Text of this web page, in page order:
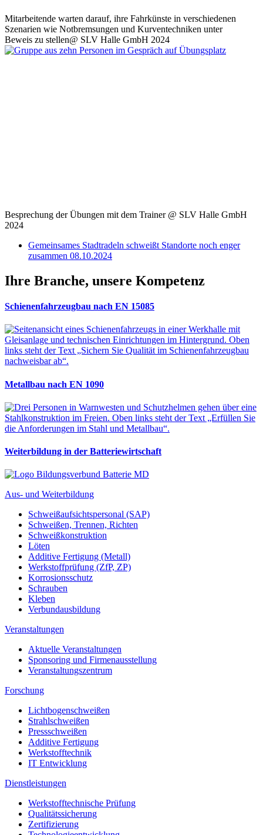
Mitarbeitende warten darauf, ihre Fahrkünste in verschiedenen
Szenarien wie Notbremsungen und Kurventechniken unter
Beweis zu stellen@ SLV Halle GmbH 2024
Besprechung der Übungen mit dem Trainer @ SLV Halle GmbH
2024
Gemeinsames Stadtradeln schweißt Standorte noch enger
zusammen 08.10.2024
Ihre Branche, unsere Kompetenz
Schienenfahrzeugbau nach EN 15085
Metallbau nach EN 1090
Weiterbildung in der Batteriewirtschaft
Aus- und Weiterbildung
Schweißaufsichtspersonal (SAP)
Schweißen, Trennen, Richten
Schweißkonstruktion
Löten
Additive Fertigung (Metall)
Werkstoffprüfung (ZfP, ZP)
Korrosionsschutz
Schrauben
Kleben
Verbundausbildung
Veranstaltungen
Aktuelle Veranstaltungen
Sponsoring und Firmenausstellung
Veranstaltungszentrum
Forschung
Lichtbogenschweißen
Strahlschweißen
Pressschweißen
Additive Fertigung
Werkstofftechnik
IT Entwicklung
Dienstleistungen
Werkstofftechnische Prüfung
Qualitätssicherung
Zertifizierung